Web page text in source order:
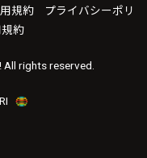
規約
プライバシーポリ
約
All rights reserved.